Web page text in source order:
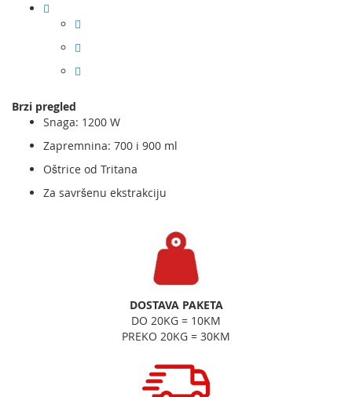
Brzi pregled
Snaga: 1200 W
Zapremnina: 700 i 900 ml
Oštrice od Tritana
Za savršenu ekstrakciju
DOSTAVA PAKETA
DO 20KG = 10KM
PREKO 20KG = 30KM